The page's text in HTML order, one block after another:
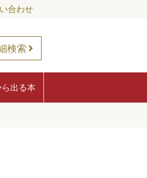
合わせ
検索
ら出る本